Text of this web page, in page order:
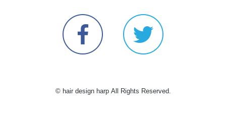
© hair design harp All Rights Reserved.